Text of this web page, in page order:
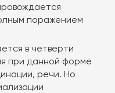
поражением
в четверти
при данной форме
речи. Но